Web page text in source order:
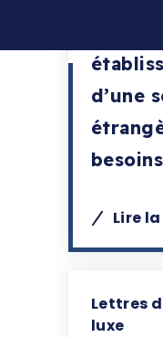
d’une
Lire
Lettres
luxe